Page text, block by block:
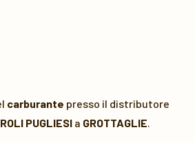
carburante presso il distributore
PUGLIESIa GROTTAGLIE.